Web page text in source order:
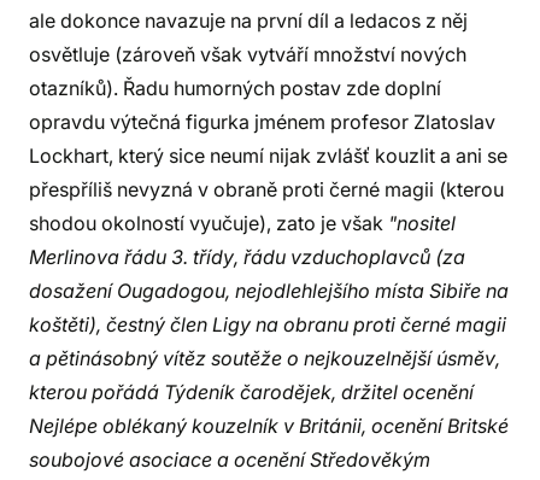
ale dokonce navazuje na první díl a ledacos z něj
osvětluje (zároveň však vytváří množství nových
otazníků). Řadu humorných postav zde doplní
opravdu výtečná figurka jménem profesor Zlatoslav
Lockhart, který sice neumí nijak zvlášť kouzlit a ani se
přespříliš nevyzná v obraně proti černé magii (kterou
shodou okolností vyučuje), zato je však "nositel
Merlinova řádu 3. třídy, řádu vzduchoplavců (za
dosažení Ougadogou, nejodlehlejšího místa Sibiře na
koštěti), čestný člen Ligy na obranu proti černé magii
a pětinásobný vítěz soutěže o nejkouzelnější úsměv,
kterou pořádá Týdeník čarodějek, držitel ocenění
Nejlépe oblékaný kouzelník v Británii, ocenění Britské
soubojové asociace a ocenění Středověkým